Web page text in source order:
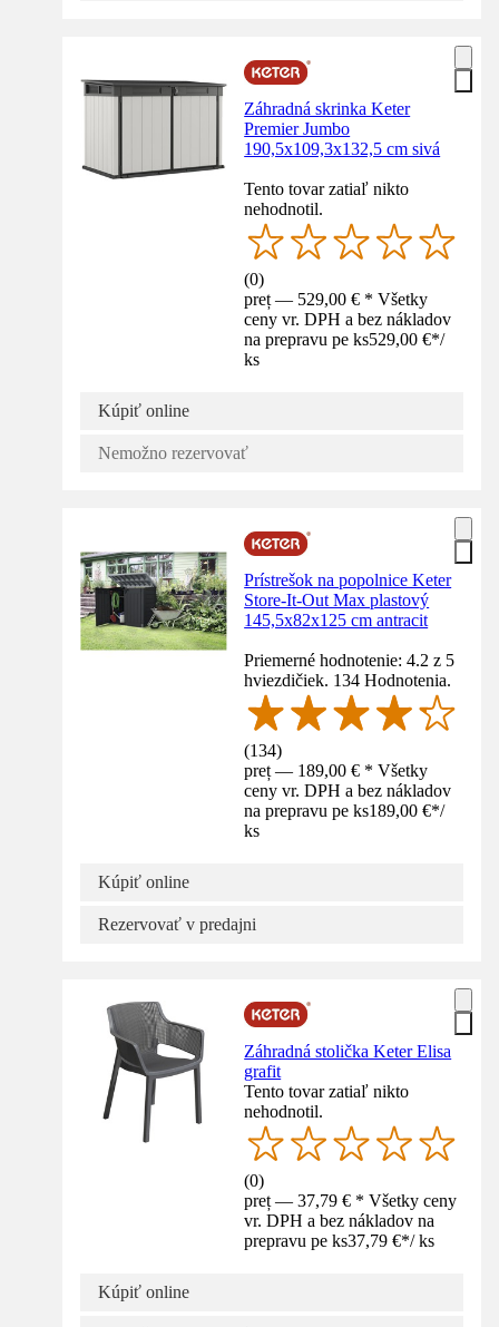
Záhradná skrinka Keter
Premier Jumbo
190,5x109,3x132,5 cm sivá
Tento tovar zatiaľ nikto
nehodnotil.
(0)
preț — 529,00 € * Všetky
ceny vr. DPH a bez nákladov
na prepravu pe ks529,00 €*/
ks
Kúpiť online
Nemožno rezervovať
Prístrešok na popolnice Keter
Store-It-Out Max plastový
145,5x82x125 cm antracit
Priemerné hodnotenie: 4.2 z 5
hviezdičiek. 134 Hodnotenia.
(134)
preț — 189,00 € * Všetky
ceny vr. DPH a bez nákladov
na prepravu pe ks189,00 €*/
ks
Kúpiť online
Rezervovať v predajni
Záhradná stolička Keter Elisa
grafit
Tento tovar zatiaľ nikto
nehodnotil.
(0)
preț — 37,79 € * Všetky ceny
vr. DPH a bez nákladov na
prepravu pe ks37,79 €*/ ks
Kúpiť online